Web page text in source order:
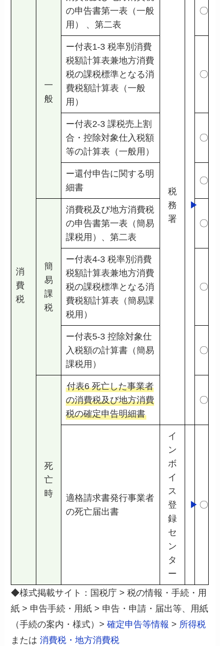
消
費
税
一
般
の申告書第一表（一般
用） 、第二表
税
務
署
▶
〇
ー付表1-3 税率別消費
税額計算表兼地方消費
税の課税標準となる消
費税額計算表（一般
用）
〇
ー付表2-3 課税売上割
合・控除対象仕入税額
等の計算表（一般用）
〇
ー還付申告に関する明
細書
〇
簡
易
課
税
消費税及び地方消費税
の申告書第一表（簡易
課税用）、第二表
〇
ー付表4-3 税率別消費
税額計算表兼地方消費
税の課税標準となる消
費税額計算表（簡易課
税用）
〇
ー付表5-3 控除対象仕
入税額の計算書（簡易
課税用）
〇
死
亡
時
付表6 死亡した事業者
の消費税及び地方消費
税の確定申告明細書
〇
適格請求書発行事業者
の死亡届出書
イ
ン
ボ
イ
ス
登
録
セ
ン
タ
ー
▶ 〇
◆様式掲載サイト：国税庁 > 税の情報・手続・用
紙 > 申告手続・用紙 > 申告・申請・届出等、用紙
（手続の案内・様式）>確定申告等情報 > 所得税
または消費税・地方消費税